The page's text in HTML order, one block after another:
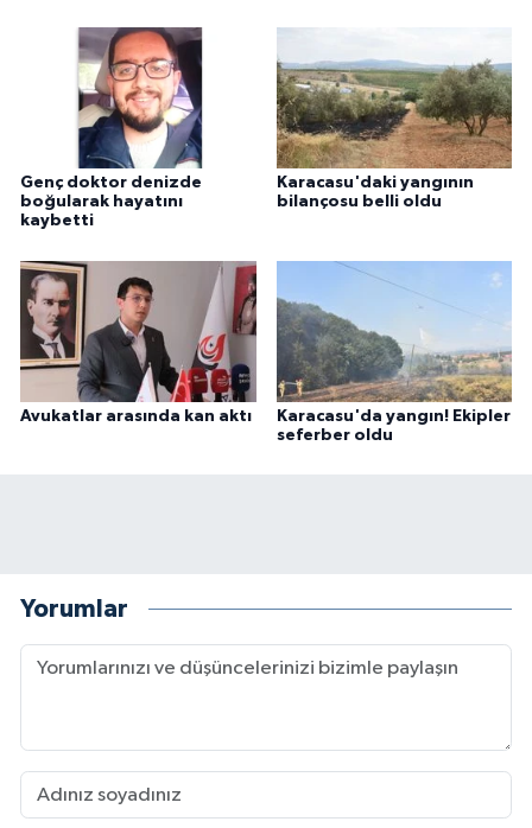
Genç doktor denizde
boğularak hayatını
kaybetti
Karacasu'daki yangının
bilançosu belli oldu
Avukatlar arasında kan aktı
Karacasu'da yangın! Ekipler
seferber oldu
Yorumlar